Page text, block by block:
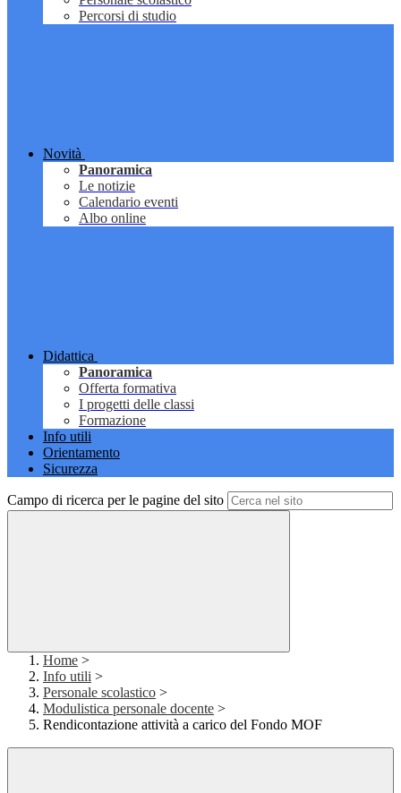
Percorsi di studio
Novità
Panoramica
Le notizie
Calendario eventi
Albo online
Didattica
Panoramica
Offerta formativa
I progetti delle classi
Formazione
Info utili
Orientamento
Sicurezza
Campo di ricerca per le pagine del sito
Home >
Info utili >
Personale scolastico >
Modulistica personale docente >
Rendicontazione attività a carico del Fondo MOF